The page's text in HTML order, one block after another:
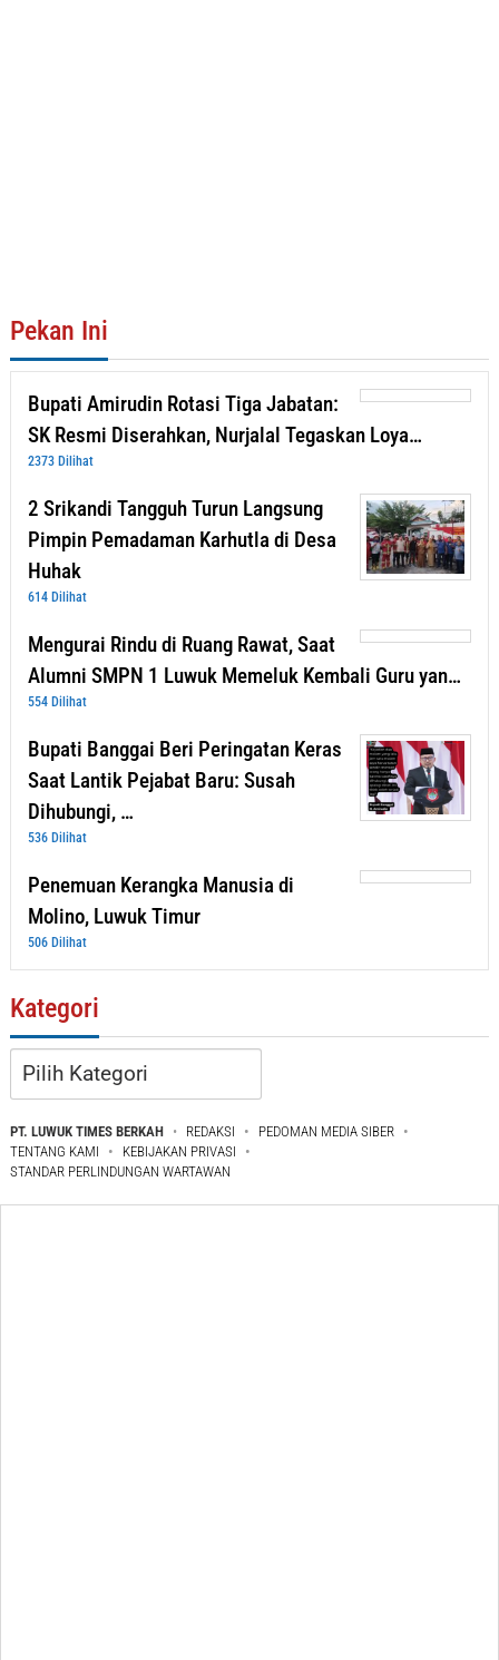
Pekan Ini
Bupati Amirudin Rotasi Tiga Jabatan:
SK Resmi Diserahkan, Nurjalal Tegaskan Loya…
2373 Dilihat
2 Srikandi Tangguh Turun Langsung
Pimpin Pemadaman Karhutla di Desa
Huhak
614 Dilihat
Mengurai Rindu di Ruang Rawat, Saat
Alumni SMPN 1 Luwuk Memeluk Kembali Guru yan…
554 Dilihat
Bupati Banggai Beri Peringatan Keras
Saat Lantik Pejabat Baru: Susah
Dihubungi, …
536 Dilihat
Penemuan Kerangka Manusia di
Molino, Luwuk Timur
506 Dilihat
Kategori
Kategori
PT. LUWUK TIMES BERKAH REDAKSI
PEDOMAN MEDIA SIBER
TENTANG KAMI
KEBIJAKAN PRIVASI
STANDAR PERLINDUNGAN WARTAWAN